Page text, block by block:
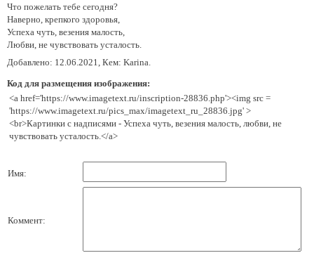
Что пожелать тебе сегодня?
Наверно, крепкого здоровья,
Успеха чуть, везения малость,
Любви, не чувствовать усталость.
Добавлено: 12.06.2021, Кем: Karina.
Код для размещения изображения:
<a href='https://www.imagetext.ru/inscription-28836.php'><img src =
'https://www.imagetext.ru/pics_max/imagetext_ru_28836.jpg' >
<br>Картинки с надписями - Успеха чуть, везения малость, любви, не
чувствовать усталость.</a>
Имя:
Коммент: